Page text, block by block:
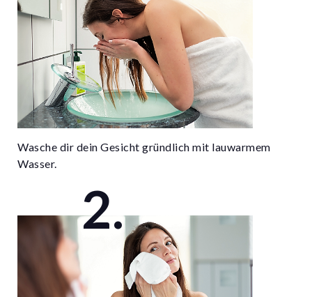
Wasche dir dein Gesicht gründlich mit lauwarmem
Wasser.